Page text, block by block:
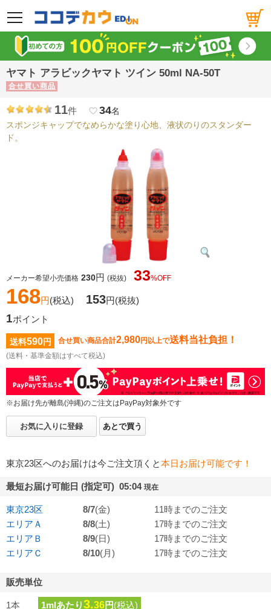
メニュー
ヤマト アラビックヤマト ツイン 50ml NA-50T
合せ買い商品
11件 favorite_border34名
スポンジキャップでなめらかな塗り心地、液状のりのスタンダー
ド。
メーカー希望小売価格 230円 (税抜) 33%OFF
168円(税込) 153円(税抜)
1ポイント
送料590円 合せ買い商品合計2,980円以上で送料当社負担！
(送料・基準金額はすべて税込)
※お届け先が離島(沖縄)のご注文はPayPay対象外です
お気に入りに登録 あとで買う
東京23区へのお届けは今ご注文頂くと本日お届け可能です！
最短お届け可能日 (指定可) 05:04 現在
東京23区 8/7(金)
11時までのご注文
エリアＡ
8/8(土)
17時までのご注文
エリアＢ
8/9(日)
17時までのご注文
エリアＣ
8/10(月) 17時までのご注文
販売単位
1本 1mlあたり3.36円(税込)